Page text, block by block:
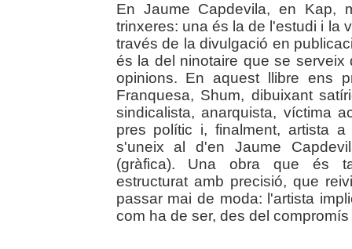
En Jaume Capdevila, en Kap,
trinxeres: una és la de l'estudi i la
través de la divulgació en
és la del ninotaire que se
opinions. En aquest llibre ens
Franquesa, Shum, dibuixant
sindicalista, anarquista, víctima
pres polític i, finalment, artista
s'uneix al d'en Jaume
(gràfica). Una obra que és
estructurat amb precisió, que
passar mai de moda: l'artista
com ha de ser, des del